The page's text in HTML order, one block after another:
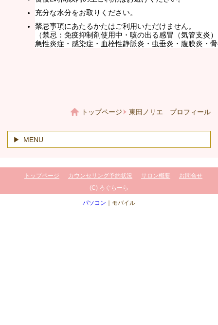
充分な水分をお取りください。
禁忌事項にあたるかたはご利用いただけません。
（禁忌：免疫抑制剤使用中・咳の出る感冒（気管支炎
急性炎症・感染症・血栓性静脈炎・虫垂炎・腹膜炎・
トップページ 東田ノリエ プロフィール
MENU
(C) ろぐらーら
トップページ カウンセリング予約状況 サロン概要 お問合せ
パソコン ｜モバイル